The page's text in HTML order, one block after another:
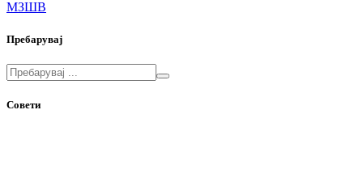
МЗШВ
Пребарувај
Совети